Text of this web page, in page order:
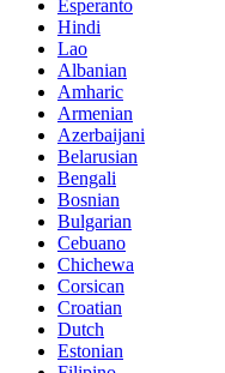
Esperanto
Hindi
Lao
Albanian
Amharic
Armenian
Azerbaijani
Belarusian
Bengali
Bosnian
Bulgarian
Cebuano
Chichewa
Corsican
Croatian
Dutch
Estonian